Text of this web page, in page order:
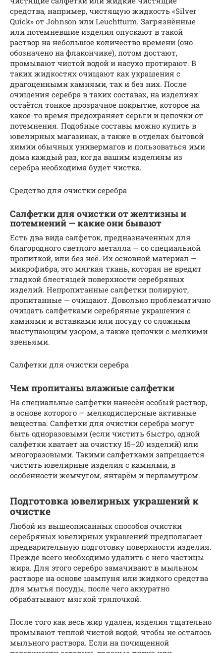
средства, например, чистящую жидкость «Silver
Quick» от Johnson или Leuchtturm. Загрязнённые
или потемневшие изделия опускают в такой
раствор на небольшое количество времени (оно
обозначено на флакончике), потом достают,
промывают чистой водой и насухо протирают. В
таких жидкостях очищают как украшения с
драгоценными камнями, так и без них. После
очищения серебра в таких составах, на изделиях
остаётся тонкое прозрачное покрытие, которое на
какое-то время предохраняет серьги и цепочки от
потемнения. Подобные составы можно купить в
ювелирных магазинах, а также в отделах бытовой
химии обычных универмагов и пользоваться ими
дома каждый раз, когда вашим изделиям из
серебра необходима будет чистка.
Средство для очистки серебра
Салфетки для очистки от желтизны и
потемнений — какие они бывают
Есть два вида салфеток, предназначенных для
благородного светлого металла — со специальной
пропиткой, или без неё. Их основной материал —
микрофибра, это мягкая ткань, которая не вредит
гладкой блестящей поверхности серебряных
изделий. Непропитанные салфетки полируют,
пропитанные — очищают. Довольно проблематично
очищать салфетками серебряные украшения с
камнями и вставками или посуду со сложным
выступающим узором, а также цепочки с мелкими
звеньями.
Салфетки для очистки серебра
Чем пропитаны влажные салфетки
На специальные салфетки нанесён особый раствор,
в основе которого — мелкодисперсные активные
вещества. Салфетки для очистки серебра могут
быть одноразовыми (если чистить быстро, одной
салфетки хватает на очистку 15–20 изделий) или
многоразовыми. Такими салфетками запрещается
чистить ювелирные изделия с камнями, в
особенности жемчугом, янтарём и перламутром.
Подготовка ювелирных украшений к
очистке
Любой из вышеописанных способов очистки
серебряных ювелирных украшений предполагает
предварительную подготовку поверхности изделия.
Прежде всего необходимо удалить с него частицы
жира. Для этого серебро замачивают в мыльном
растворе на основе шампуня или жидкого средства
для мытья посуды, после чего аккуратно
обрабатывают мягкой тряпочкой.
После того как весь жир удален, изделия тщательно
промывают теплой чистой водой, чтобы не осталось
мыльного раствора. Если на почищенной